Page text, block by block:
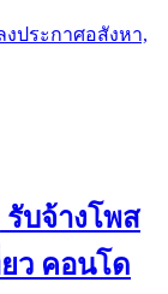
ประกาศอสังหา,
รับจ้างโพส
ว คอนโด